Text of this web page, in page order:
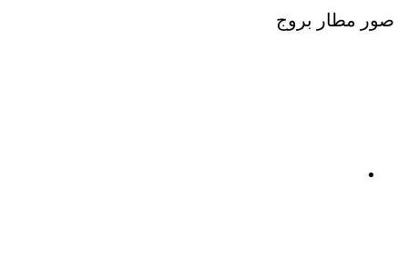
صور مطار بروج